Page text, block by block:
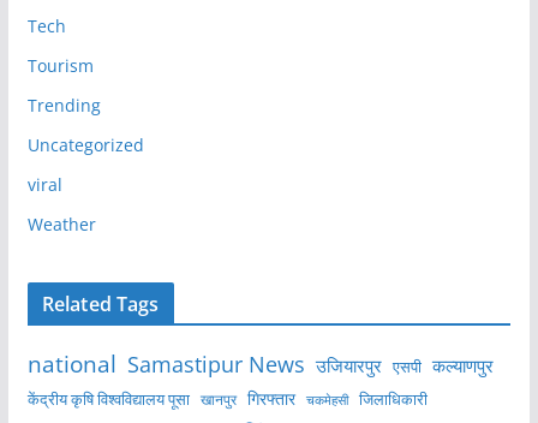
Tech
Tourism
Trending
Uncategorized
viral
Weather
Related Tags
national Samastipur News उजियारपुर एसपी कल्याणपुर
केंद्रीय कृषि विश्वविद्यालय पूसा खानपुर गिरफ्तार चकमेहसी जिलाधिकारी